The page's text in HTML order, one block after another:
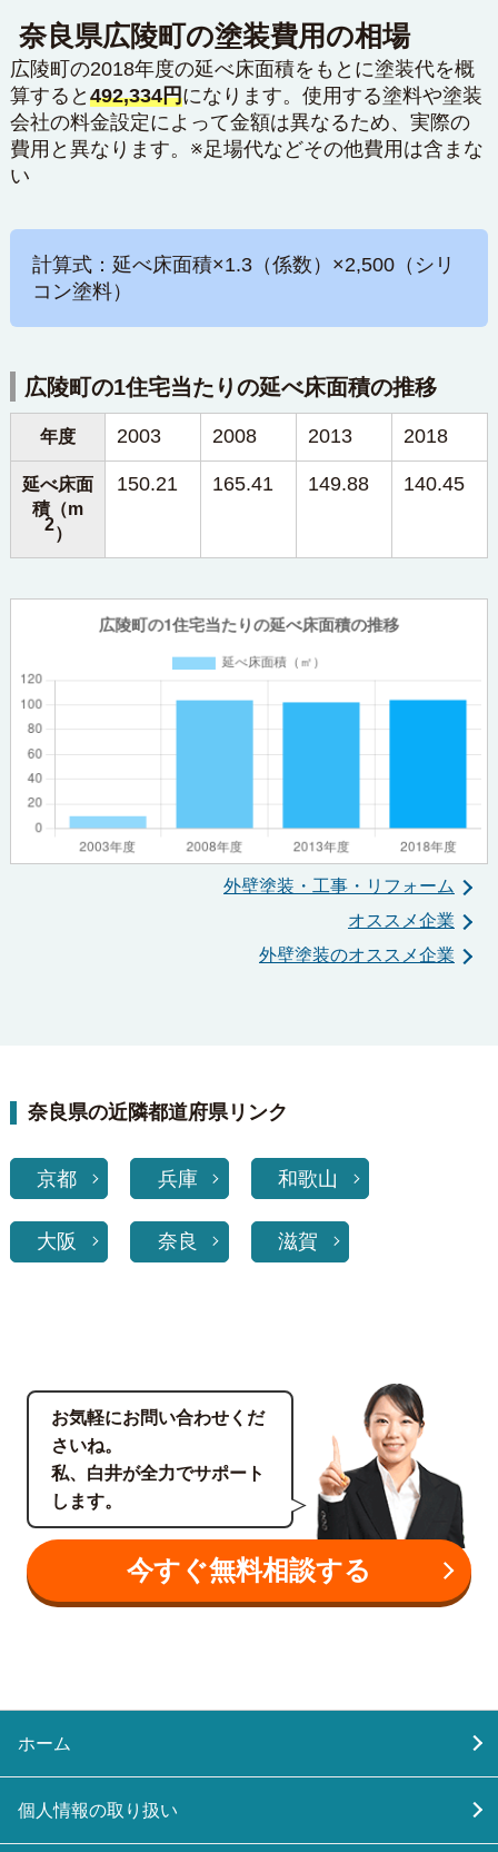
奈良県広陵町の塗装費用の相場
広陵町の2018年度の延べ床面積をもとに塗装代を概
算すると 492,334円になります。使用する塗料や塗装
会社の料金設定によって金額は異なるため、実際の
費用と異なります。※足場代などその他費用は含まな
い
計算式：延べ床面積×1.3（係数）×2,500（シリ
コン塗料）
広陵町の1住宅当たりの延べ床面積の推移
年度 2003 2008 2013 2018
延べ床面
積（m
2）
150.21 165.41 149.88 140.45
外壁塗装・工事・リフォーム
オススメ企業
外壁塗装のオススメ企業
奈良県の近隣都道府県リンク
京都 兵庫 和歌山
大阪 奈良 滋賀
お気軽にお問い合わせくだ
さいね。
私、白井が全力でサポート
します。
今すぐ無料相談する
ホーム
個人情報の取り扱い